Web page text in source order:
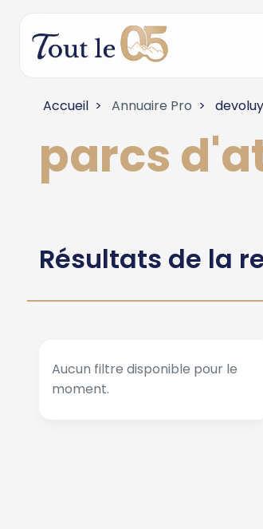
Accueil Annuaire Pro devoluy
parcs
Résultats de la
Aucun filtre disponible pour le
moment.